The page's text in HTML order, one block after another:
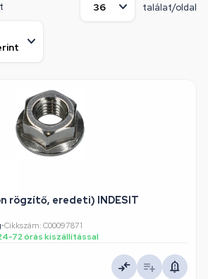
találat/oldal
rögzítő, eredeti) INDESIT
•Cikkszám: C00097871
72 órás kiszállítással